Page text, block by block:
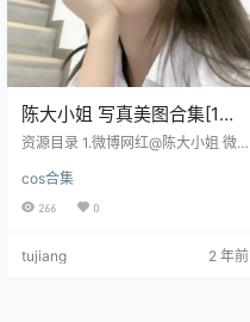
陈大小姐 写真美图合集[1套]
[持续更新]
资源目录 1.微博网红@陈大小姐 微
cos合集
266 0
tujiang 2 年前